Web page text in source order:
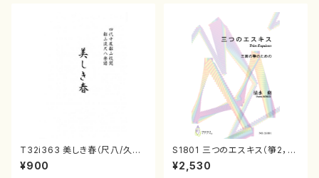
T32i363 美しき春（尺八/久本
玄智/楽譜）都山流公刊楽譜曲
番:2068
¥900
S1801 三つのエスキス（箏2，1
7/清水 脩/楽譜）
¥2,530